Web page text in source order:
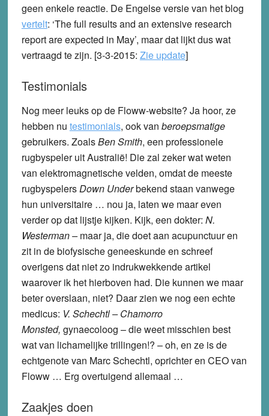
geen enkele reactie. De Engelse versie van het blog
vertelt: ‘The full results and an extensive research
report are expected in May’, maar dat lijkt dus wat
vertraagd te zijn. [3-3-2015: Zie update]
Testimonials
Nog meer leuks op de Floww-website? Ja hoor, ze
hebben nu testimonials, ook van beroepsmatige
gebruikers. ZoalsBen Smith, een professionele
rugbyspeler uit Australië! Die zal zeker wat weten
van elektromagnetische velden, omdat de meeste
rugbyspelers Down Underbekend staan vanwege
hun universitaire … nou ja, laten we maar even
verder op dat lijstje kijken. Kijk, een dokter: N.
Westerman –maar ja, die doet aan acupunctuur en
zit in de biofysische geneeskunde en schreef
overigens dat niet zo indrukwekkende artikel
waarover ik het hierboven had. Die kunnen we maar
beter overslaan, niet? Daar zien we nog een echte
medicus: V. Schechtl – Chamorro
Monsted, gynaecoloog – die weet misschien best
wat van lichamelijke trillingen!? – oh, en ze is de
echtgenote van Marc Schechtl, oprichter en CEO van
Floww … Erg overtuigend allemaal …
Zaakjes doen